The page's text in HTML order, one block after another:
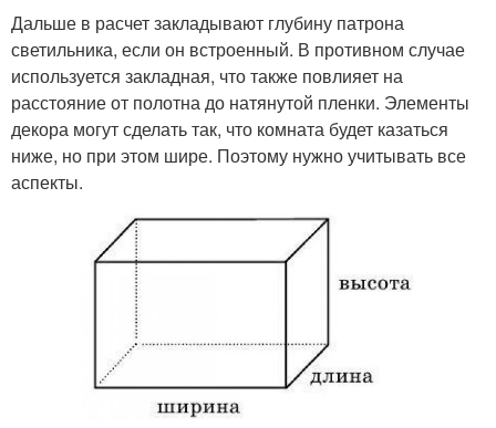
Дальше в расчет закладывают глубину патрона
светильника, если он встроенный. В противном случае
используется закладная, что также повлияет на
расстояние от полотна до натянутой пленки. Элементы
декора могут сделать так, что комната будет казаться
ниже, но при этом шире. Поэтому нужно учитывать все
аспекты.